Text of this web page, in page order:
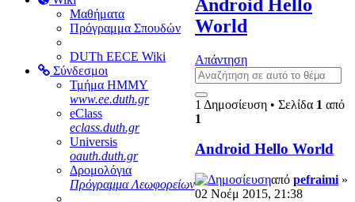
Μαθήματα
Πρόγραμμα Σπουδών
DUTh EECE Wiki
Σύνδεσμοι
Τμήμα ΗΜΜΥ
www.ee.duth.gr
eClass
eclass.duth.gr
Universis
oauth.duth.gr
Δρομολόγια
Πρόγραμμα Λεωφορείων
Android Hello
World
Απάντηση
1 Δημοσίευση • Σελίδα 1 από
1
Android Hello World
από pefraimi »
02 Νοέμ 2015, 21:38